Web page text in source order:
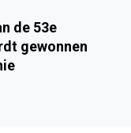
de 53e
gewonnen